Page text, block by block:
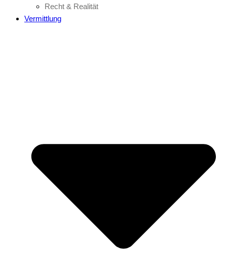
Recht & Realität
Vermittlung